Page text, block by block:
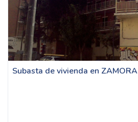
Subasta de vivienda en ZAMORA